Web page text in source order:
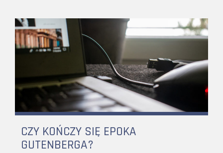
CZY KOŃCZY SIĘ EPOKA
GUTENBERGA?